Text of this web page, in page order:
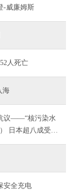
-威廉姆斯
人死亡
海
议——“核污染水
日本超八成受访
安全充电